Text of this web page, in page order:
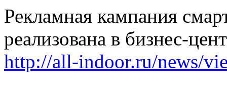
Рекламная кампания
реализована в бизнес-
http://all-indoor.ru/news/